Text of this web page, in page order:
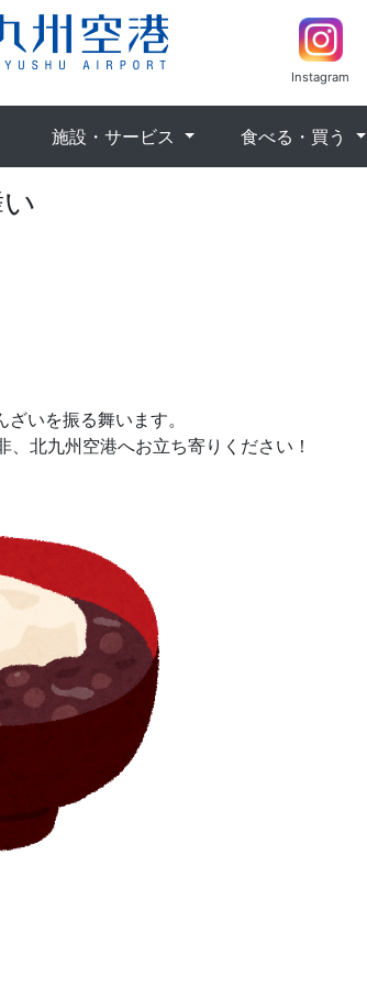
Instagram
施設・サービス 食べる・買う
いを振る舞います。
、北九州空港へお立ち寄りください！